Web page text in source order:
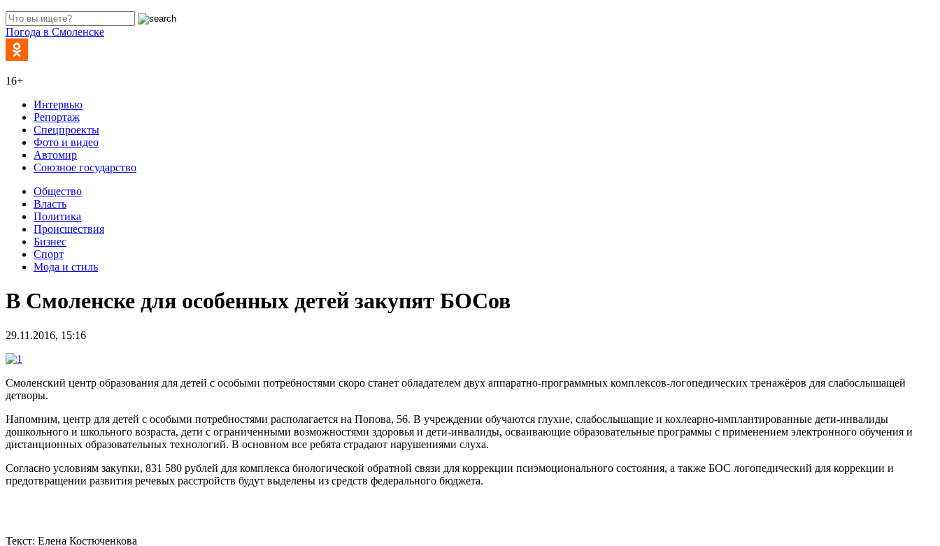
Погода в Смоленске
16+
Интервью
Репортаж
Спецпроекты
Фото и видео
Автомир
Союзное государство
Общество
Власть
Политика
Происшествия
Бизнес
Спорт
Мода и стиль
В Смоленске для особенных детей закупят БОСов
29.11.2016, 15:16
Смоленский центр образования для детей с особыми потребностями скоро станет обладателем двух аппаратно-программных комплексов-логопедических тренажёров для слабослышащей
детворы.
Напомним, центр для детей с особыми потребностями располагается на Попова, 56. В учреждении обучаются глухие, слабослышащие и кохлеарно-имплантированные дети-инвалиды
дошкольного и школьного возраста, дети с ограниченными возможностями здоровья и дети-инвалиды, осваивающие образовательные программы с применением электронного обучения и
дистанционных образовательных технологий. В основном все ребята страдают нарушениями слуха.
Согласно условиям закупки, 831 580 рублей для комплекса биологической обратной связи для коррекции псиэмоционального состояния, а также БОС логопедический для коррекции и
предотвращении развития речевых расстройств будут выделены из средств федерального бюджета.
Текст: Елена Костюченкова